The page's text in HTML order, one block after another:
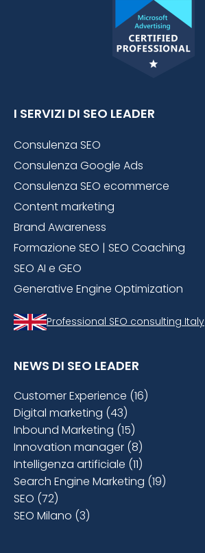
I SERVIZI DI SEO LEADER
Consulenza SEO
Consulenza Google Ads
Consulenza SEO ecommerce
Content marketing
Brand Awareness
Formazione SEO | SEO Coaching
SEO AI e GEO
Generative Engine Optimization
Professional SEO consulting Italy
NEWS DI SEO LEADER
Customer Experience (16)
Digital marketing (43)
Inbound Marketing (15)
Innovation manager (8)
Intelligenza artificiale (11)
Search Engine Marketing (19)
SEO (72)
SEO Milano (3)